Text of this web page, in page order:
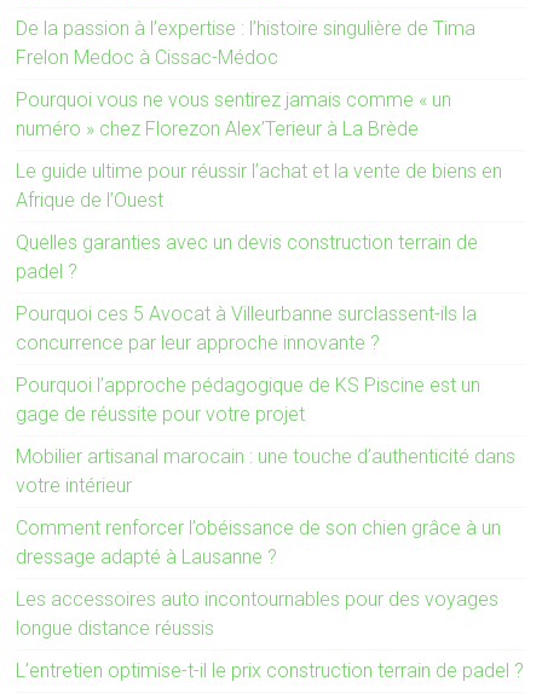
De la passion à l’expertise : l’histoire singulière de Tima
Frelon Medoc à Cissac-Médoc
Pourquoi vous ne vous sentirez jamais comme « un
numéro » chez Florezon Alex’Terieur à La Brède
Le guide ultime pour réussir l’achat et la vente de biens en
Afrique de l’Ouest
Quelles garanties avec un devis construction terrain de
padel ?
Pourquoi ces 5 Avocat à Villeurbanne surclassent-ils la
concurrence par leur approche innovante ?
Pourquoi l’approche pédagogique de KS Piscine est un
gage de réussite pour votre projet
Mobilier artisanal marocain : une touche d’authenticité dans
votre intérieur
Comment renforcer l’obéissance de son chien grâce à un
dressage adapté à Lausanne ?
Les accessoires auto incontournables pour des voyages
longue distance réussis
L’entretien optimise-t-il le prix construction terrain de padel ?